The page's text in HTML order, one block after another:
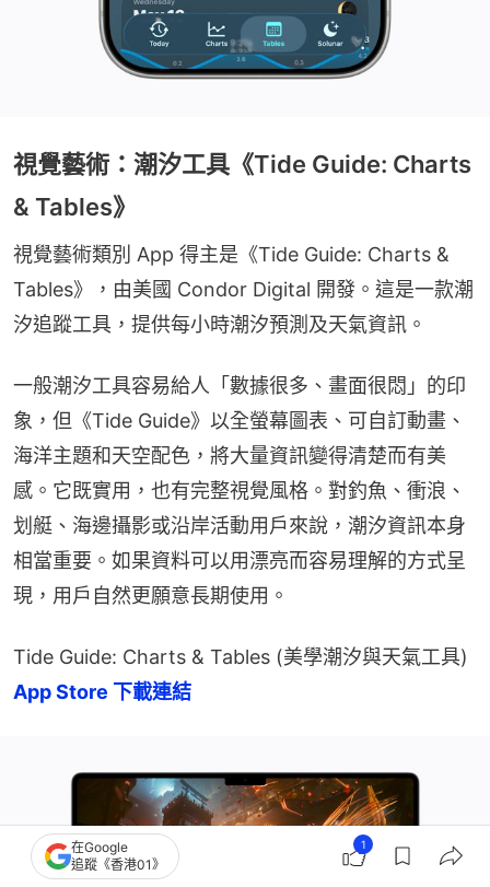
視覺藝術：潮汐工具《Tide Guide: Charts
& Tables》
視覺藝術類別 App 得主是《Tide Guide: Charts &
Tables》，由美國 Condor Digital 開發。這是一款潮
汐追蹤工具，提供每小時潮汐預測及天氣資訊。
一般潮汐工具容易給人「數據很多、畫面很悶」的印
象，但《Tide Guide》以全螢幕圖表、可自訂動畫、
海洋主題和天空配色，將大量資訊變得清楚而有美
感。它既實用，也有完整視覺風格。對釣魚、衝浪、
划艇、海邊攝影或沿岸活動用戶來說，潮汐資訊本身
相當重要。如果資料可以用漂亮而容易理解的方式呈
現，用戶自然更願意長期使用。
App Store 下載連結
在Google
追蹤《香港01》
1